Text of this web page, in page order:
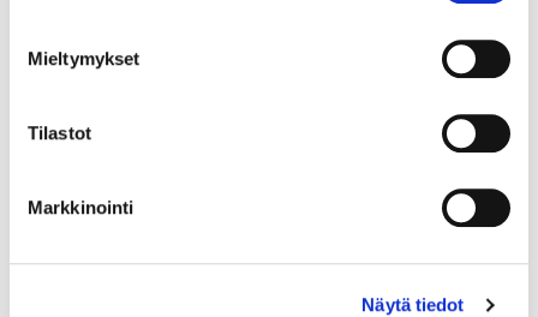
Mieltymykset
Tilastot
Markkinointi
Näytä tiedot